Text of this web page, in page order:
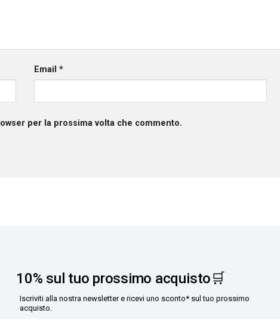
Email *
per la prossima volta che commento.
10% sul tuo prossimo acquisto🛒
Iscriviti alla nostra newsletter e ricevi uno sconto* sul tuo prossimo
acquisto.